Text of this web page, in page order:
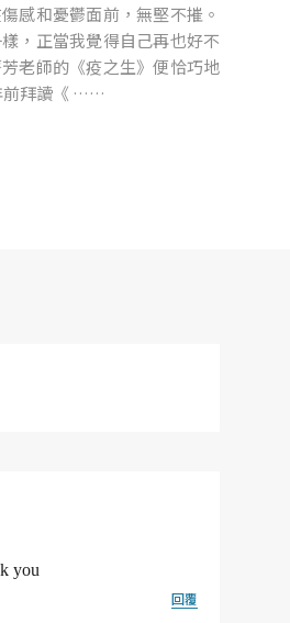
感和憂鬱面前，無堅不摧。
，正當我覺得自己再也好不
老師的《疫之生》便恰巧地
前拜讀《 ……
you
回覆